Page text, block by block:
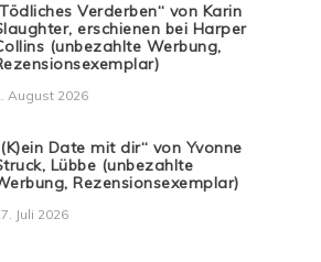
Verderben“ von Karin
erschienen bei Harper
(unbezahlte Werbung,
August 2026
Date mit dir“ von Yvonne
Lübbe (unbezahlte
Rezensionsexemplar)
Juli 2026